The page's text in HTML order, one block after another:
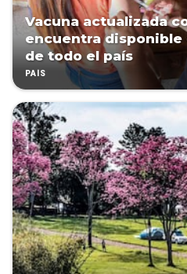
Vacuna actualizada
encuentra
de todo el país
PAÍS